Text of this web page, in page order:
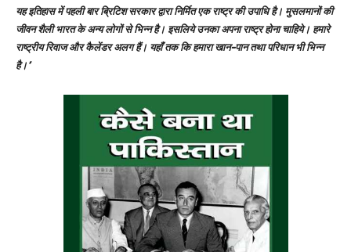
यह इतिहास में पहली बार ब्रिटिश सरकार द्वारा निर्मित एक राष्ट्र की उपाधि है। मुसलमानों की
जीवन शैली भारत के अन्य लोगों से भिन्न है। इसलिये उनका अपना राष्ट्र होना चाहिये। हमारे
राष्ट्रीय रिवाज और कैलेंडर अलग हैं। यहाँ तक कि हमारा खान-पान तथा परिधान भी भिन्न
है।’